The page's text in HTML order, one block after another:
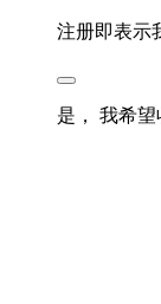
注册即表示
是， 我希